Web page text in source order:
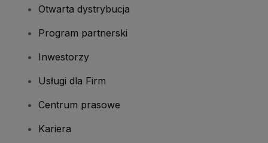
Otwarta dystrybucja
Program partnerski
Inwestorzy
Usługi dla Firm
Centrum prasowe
Kariera